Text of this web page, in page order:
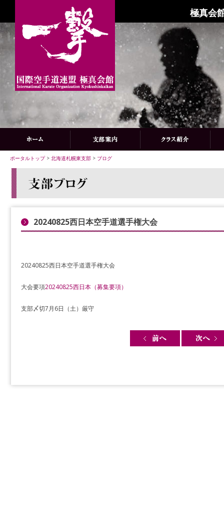
極真会
ポータルトップ> 北海道札幌東支部 > ブログ
20240825西日本空手道選手権大会
20240825西日本空手道選手権大会
大会要項20240825西日本（募集要項）
支部〆切7月6日（土）厳守